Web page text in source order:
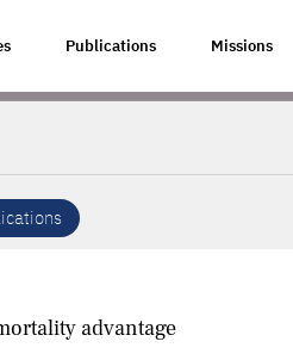
Publications Missions
advantage